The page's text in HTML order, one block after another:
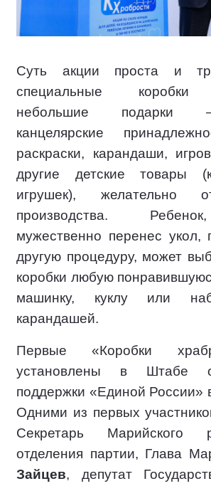
Суть акции проста и
специальные коробки
небольшие подарки
канцелярские
раскраски, карандаши,
другие детские товары
игрушек), желательно
производства.
мужественно перенес укол,
другую процедуру, может
коробки любую
машинку, куклу или
карандашей.
Первые «Коробки
установлены в Штабе
поддержки «Единой России»
Одними из первых
Секретарь Марийского
отделения партии, Глава
Зайцев, депутат